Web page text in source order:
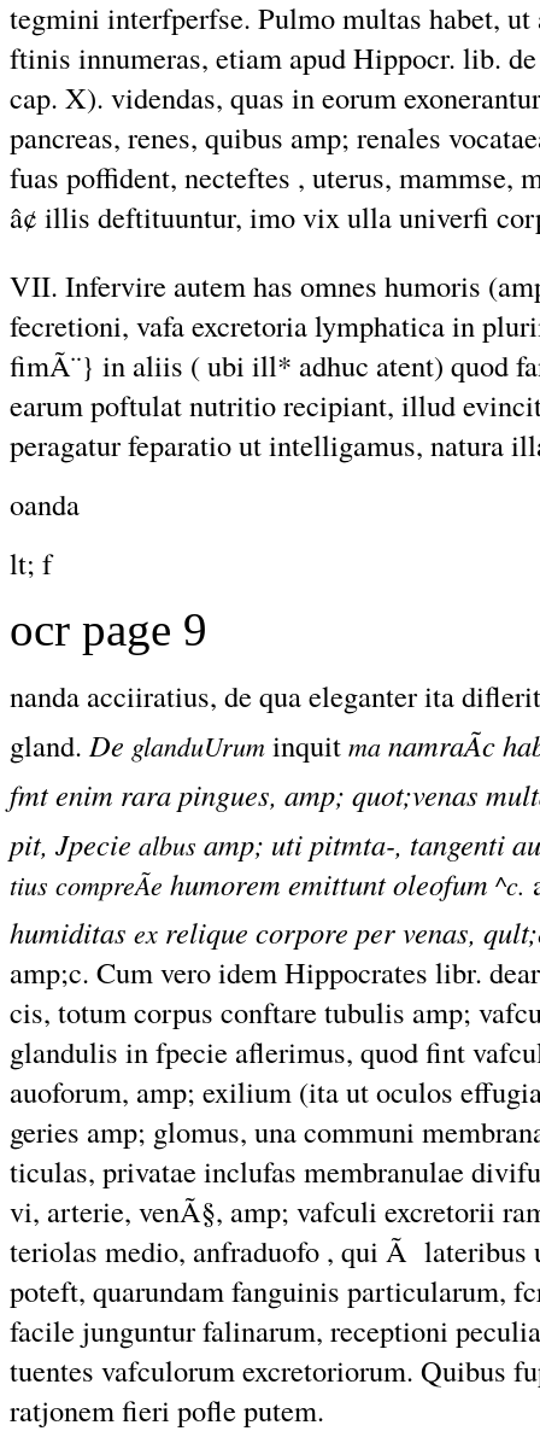
tegmini interfperfse. Pulmo multas habet,
ftinis innumeras, etiam apud Hippocr. lib.
cap. X). videndas, quas in eorum
pancreas, renes, quibus amp; renales
fuas poffident, necteftes , uterus, mammse,
â¢ illis deftituuntur, imo vix ulla univerfi
VII. Infervire autem has omnes humoris
fecretioni, vafa excretoria lymphatica in
fimÃ¨} in aliis ( ubi ill* adhuc atent) quod
earum poftulat nutritio recipiant, illud
peragatur feparatio ut intelligamus, natura
oanda
lt; f
ocr page 9
nanda acciiratius, de qua eleganter ita
gland. De glanduUrum inquit ma namraÃc
fmt enim rara pingues, amp; quot;venas
pit, Jpecie albus amp; uti pitmta-, tangenti
tius compreÃe humorem emittunt oleofum ^c.
humiditas ex relique corpore per venas,
amp;c. Cumveroidem Hippocrates libr.
cis, totum corpus conftare tubulis amp;
glandulis in fpecie aflerimus, quod fint
auoforum, amp; exilium (ita ut oculos
geries amp; glomus, una communi
ticulas, privatae inclufas membranulae
vi, arterie, venÃ§, amp; vafculi excretorii
teriolas medio, anfraduofo , qui Ã lateribus
poteft, quarundam fanguinis particularum,
facile junguntur falinarum, receptioni
tuentes vafculorum excretoriorum. Quibus
ratjonem fieri pofle putem.